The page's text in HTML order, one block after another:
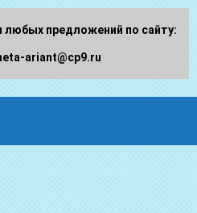
любых предложений по сайту:
ariant@cp9.ru